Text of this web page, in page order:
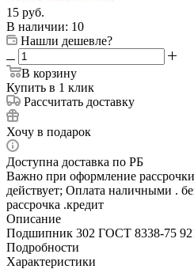
15 руб.
В наличии: 10
Нашли дешевле?
В корзину
Купить в 1 клик
Рассчитать доставку
Хочу в подарок
Доступна доставка по РБ
Важно при оформление
действует; Оплата наличными .
рассрочка .кредит
Описание
Подшипник 302 ГОСТ 8338-75
Подробности
Характеристики